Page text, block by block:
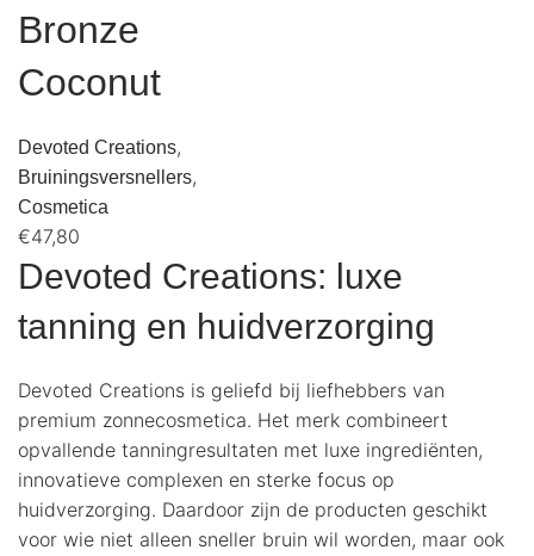
Bronze
Coconut
Devoted Creations,
Bruiningsversnellers,
Cosmetica
€47,80
Devoted Creations: luxe
tanning en huidverzorging
Devoted Creations is geliefd bij liefhebbers van
premium zonnecosmetica. Het merk combineert
opvallende tanningresultaten met luxe ingrediënten,
innovatieve complexen en sterke focus op
huidverzorging. Daardoor zijn de producten geschikt
voor wie niet alleen sneller bruin wil worden, maar ook